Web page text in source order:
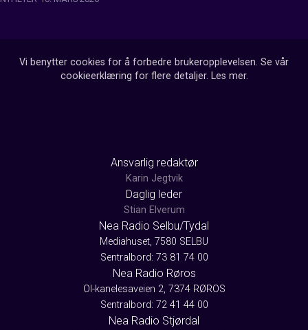
Vi benytter cookies for å forbedre brukeropplevelsen. Se vår
cookieerklæring for flere detaljer. Les mer.
Ansvarlig redaktør
Karin Jegtvik
Daglig leder
Stian Elverum
Nea Radio Selbu/Tydal
Mediahuset, 7580 SELBU
Sentralbord: 73 81 74 00
Nea Radio Røros
Ol-kanelesaveien 2, 7374 RØROS
Sentralbord: 72 41 44 00
Nea Radio Stjørdal